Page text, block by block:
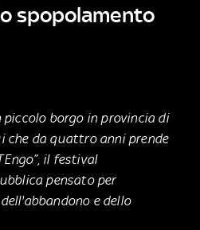
spopolamento
borgo in provincia di
che da quattro anni prende
il festival
pensato per
e dello